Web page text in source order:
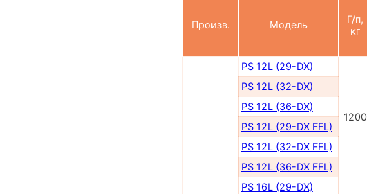
Произв. Модель
Г/п,
кг
PS 12L (29-DX)
1200
PS 12L (32-DX)
PS 12L (36-DX)
PS 12L (29-DX FFL)
PS 12L (32-DX FFL)
PS 12L (36-DX FFL)
PS 16L (29-DX)